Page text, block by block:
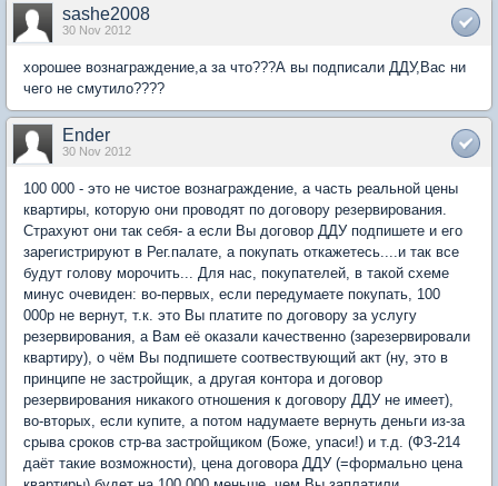
sashe2008
30 Nov 2012
хорошее вознаграждение,а за что???А вы подписали ДДУ,Вас ни
чего не смутило????
Ender
30 Nov 2012
100 000 - это не чистое вознаграждение, а часть реальной цены
квартиры, которую они проводят по договору резервирования.
Страхуют они так себя- а если Вы договор ДДУ подпишете и его
зарегистрируют в Рег.палате, а покупать откажетесь....и так все
будут голову морочить... Для нас, покупателей, в такой схеме
минус очевиден: во-первых, если передумаете покупать, 100
000р не вернут, т.к. это Вы платите по договору за услугу
резервирования, а Вам её оказали качественно (зарезервировали
квартиру), о чём Вы подпишете соотвествующий акт (ну, это в
принципе не застройщик, а другая контора и договор
резервирования никакого отношения к договору ДДУ не имеет),
во-вторых, если купите, а потом надумаете вернуть деньги из-за
срыва сроков стр-ва застройщиком (Боже, упаси!) и т.д. (ФЗ-214
даёт такие возможности), цена договора ДДУ (=формально цена